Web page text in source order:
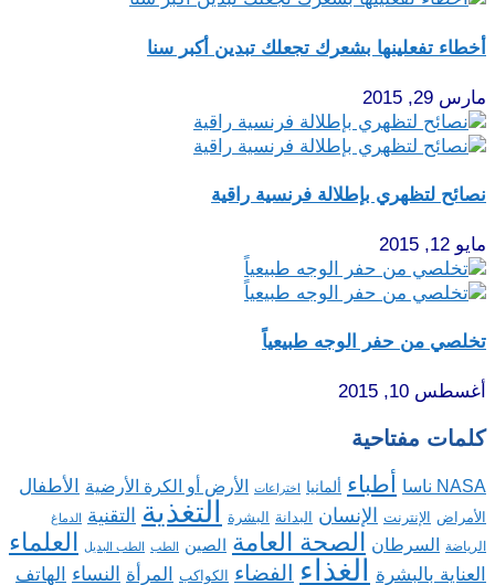
أخطاء تفعلينها بشعرك تجعلك تبدين أكبر سنا
مارس 29, 2015
نصائح لتظهري بإطلالة فرنسية راقية
مايو 12, 2015
تخلصي من حفر الوجه طبيعياً
أغسطس 10, 2015
كلمات مفتاحية
NASA ناسا أطباء ألمانيا اختراعات الأرض أو الكرة الأرضية الأطفال
الأمراض الإنترنت الإنسان البدانة البشرة التغذية التقنية الدماغ
الرياضة السرطان الصحة العامة الصين الطب الطب البديل العلماء
العناية بالبشرة الغذاء الفضاء الكواكب المرأة النساء الهاتف